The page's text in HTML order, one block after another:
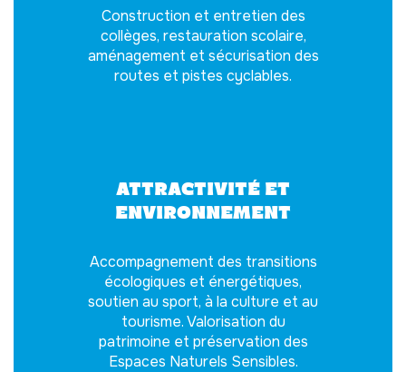
Construction et entretien des
collèges, restauration scolaire,
aménagement et sécurisation des
routes et pistes cyclables.
Attractivité et
environnement
Accompagnement des transitions
écologiques et énergétiques,
soutien au sport, à la culture et au
tourisme. Valorisation du
patrimoine et préservation des
Espaces Naturels Sensibles.